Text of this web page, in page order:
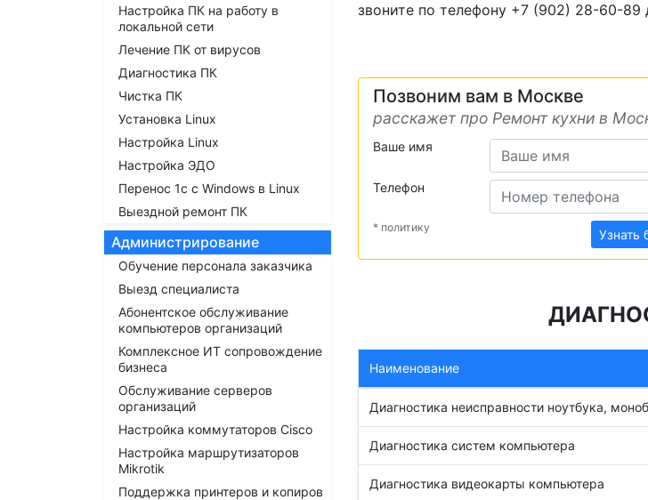
Настройка ПК на работу в
локальной сети
Лечение ПК от вирусов
Диагностика ПК
Чистка ПК
Установка Linux
Настройка Linux
Настройка ЭДО
Перенос 1с с Windows в Linux
Выездной ремонт ПК
Администрирование
Обучение персонала заказчика
Выезд специалиста
Абонентское обслуживание
компьютеров организаций
Комплексное ИТ сопровождение
бизнеса
Обслуживание серверов
организаций
Настройка коммутаторов Cisco
Настройка маршрутизаторов
Mikrotik
Поддержка принтеров и копиров
звоните по телефону +7 (902) 28-60-89
Позвоним вам в Москве
расскажет про Ремонт кухни в
Ваше имя
Телефон
* политику Узнать
Наименование
Диагностика неисправности ноутбука,
Диагностика систем компьютера
Диагностика видеокарты компьютера